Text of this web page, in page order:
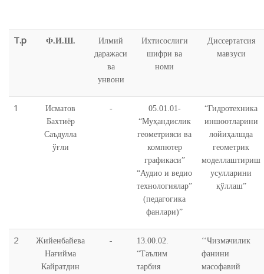
Т.р Ф.И.Ш.
Илмий
даражаси
ва
унвони
Ихтисослиги
шифри ва
номи
Диссертатсия
мавзуси
1
Исматов
Бахтиёр
Саъдулла
ўғли
-
05.01.01-
“Муҳандислик
геометрияси ва
компютер
графикаси”
“Аудио и ведио
технологиялар”
(педагогика
фанлари)”
“Гидротехника
иншоотларини
лойиҳалшда
геометрик
моделлаштириш
усулларини
қўллаш”
2
Жийенбайева
Нағийма
Кайратдин
-
13.00.02.
“Таълим
тарбия
‘‘Чизмачилик
фанини
масофавий